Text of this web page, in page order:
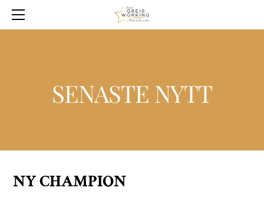
SENASTE NYTT
NY CHAMPION
KÖPA
PLANER
ENGLISH
ÅRETS GREIS WORKING
KURSER & TRÄFFAR